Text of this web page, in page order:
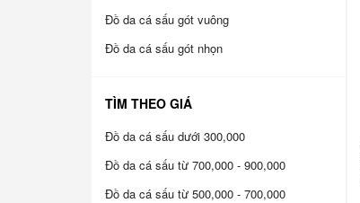
Đồ da cá sấu gót vuông
Đồ da cá sấu gót nhọn
TÌM THEO GIÁ
Đồ da cá sấu dưới 300,000
Đồ da cá sấu từ 700,000 - 900,000
Đồ da cá sấu từ 500,000 - 700,000